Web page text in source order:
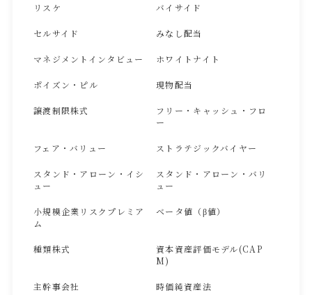
リスケ バイサイド
セルサイド みなし配当
マネジメントインタビュー ホワイトナイト
ポイズン・ピル 現物配当
譲渡制限株式
フリー・キャッシュ・フロ
ー
フェア・バリュー ストラテジックバイヤー
スタンド・アローン・イシ
ュー
スタンド・アローン・バリ
ュー
小規模企業リスクプレミア
ム
ベータ値（β値）
種類株式
資本資産評価モデル(CAP
M)
主幹事会社 時価純資産法